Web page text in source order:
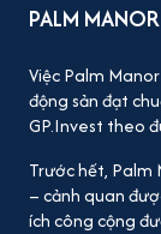
PALM
Việc Palm
động sản đạt
GP.Invest theo
Trước hết, Palm
– cảnh quan
ích công cộng